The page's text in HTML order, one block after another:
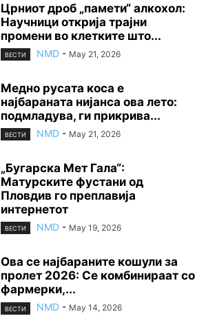
Црниот дроб „памети“ алкохол:
Научници открија трајни
промени во клетките што...
ВЕСТИ NMD - May 21, 2026
Медно русата коса е
најбараната нијанса ова лето:
подмладува, ги прикрива...
ВЕСТИ NMD - May 21, 2026
„Бугарска Мет Гала“:
Матурските фустани од
Пловдив го преплавија
интернетот
ВЕСТИ NMD - May 19, 2026
Ова се најбараните кошули за
пролет 2026: Се комбинираат со
фармерки,...
ВЕСТИ NMD - May 14, 2026